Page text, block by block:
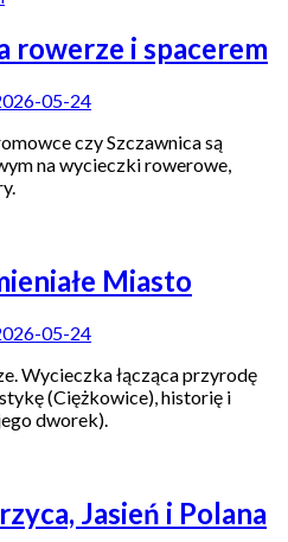
rowerze i spacerem
05-24
czy Szczawnica są
na wycieczki rowerowe,
Miasto
05-24
Wycieczka łącząca przyrodę
(Ciężkowice), historię i
dworek).
Jasień i Polana